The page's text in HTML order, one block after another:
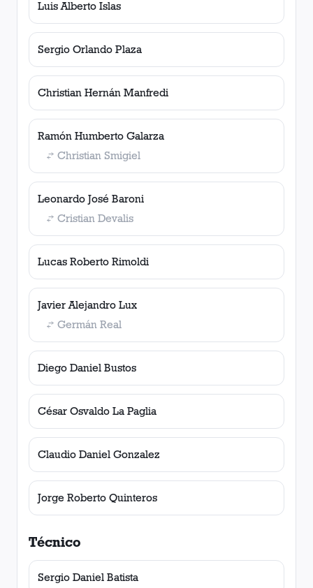
Luis Alberto Islas
Sergio Orlando Plaza
Christian Hernán Manfredi
Ramón Humberto Galarza
Christian Smigiel
Leonardo José Baroni
Cristian Devalis
Lucas Roberto Rimoldi
Javier Alejandro Lux
Germán Real
Diego Daniel Bustos
César Osvaldo La Paglia
Claudio Daniel Gonzalez
Jorge Roberto Quinteros
Técnico
Sergio Daniel Batista